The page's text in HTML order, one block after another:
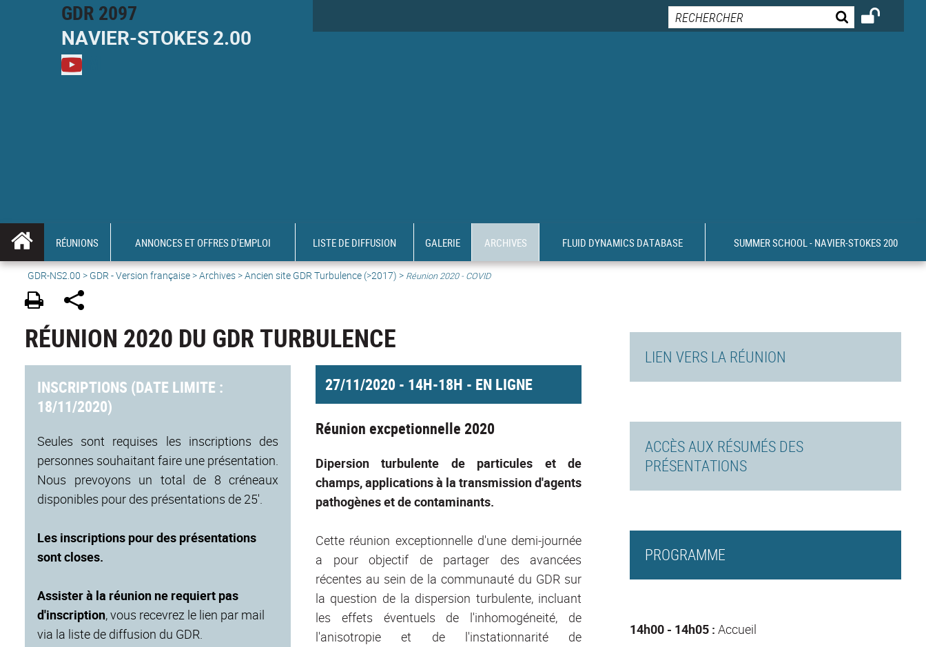
GDR 2097
NAVIER-STOKES2.00
RÉUNIONS ANNONCES ET OFFRES D'EMPLOI LISTE DE DIFFUSION GALERIE ARCHIVES FLUID DYNAMICS DATABASE SUMMER SCHOOL - NAVIER-STOKES 200
GDR-NS2.00 > GDR - Version française>Archives>Ancien site GDR Turbulence (>2017) > Réunion 2020 - COVID
RÉUNION 2020 DU GDR TURBULENCE
INSCRIPTIONS (DATE LIMITE :
18/11/2020)
Seules sont requises les inscriptions des
personnes souhaitant faire une présentation.
Nous prevoyons un total de 8 créneaux
disponibles pour des présentations de 25'.
Les inscriptions pour des présentations
sont closes.
Assister à la réunion ne requiert pas
d'inscription, vous recevrez le lien par mail
via la liste de diffusion du GDR.
27/11/2020 - 14H-18H - EN LIGNE
Réunion excpetionnelle 2020
Dipersion turbulente de particules et de
champs, applications à la transmission d'agents
pathogènes et de contaminants.
Cette réunion exceptionnelle d'une demi-journée
a pour objectif de partager des avancées
récentes au sein de la communauté du GDR sur
la question de la dispersion turbulente, incluant
les effets éventuels de l'inhomogéneité, de
l'anisotropie et de l'instationnarité de
LIEN VERS LA RÉUNION
ACCÈS AUX RÉSUMÉS DES
PRÉSENTATIONS
PROGRAMME
14h00 - 14h05 : Accueil